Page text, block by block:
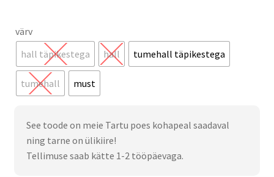
värv
hall täpikestega
hall tumehall täpikestega
tumehall must
See toode on meie Tartu poes kohapeal saadaval
ning tarne on ülikiire!
Tellimuse saab kätte 1-2 tööpäevaga.